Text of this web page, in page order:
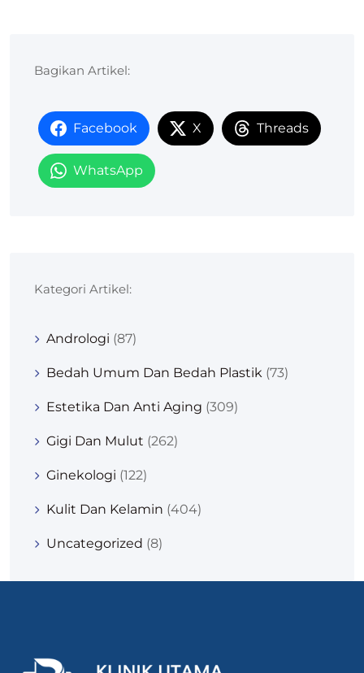
Bagikan Artikel:
Facebook X Threads
WhatsApp
Kategori Artikel:
Andrologi (87)
Bedah Umum Dan Bedah Plastik (73)
Estetika Dan Anti Aging (309)
Gigi Dan Mulut (262)
Ginekologi (122)
Kulit Dan Kelamin (404)
Uncategorized (8)